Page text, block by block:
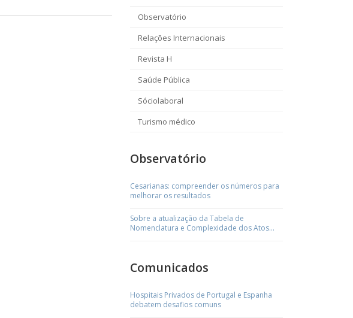
Observatório
Relações Internacionais
Revista H
Saúde Pública
Sóciolaboral
Turismo médico
Observatório
Cesarianas: compreender os números para
melhorar os resultados
Sobre a atualização da Tabela de
Nomenclatura e Complexidade dos Atos
Comunicados
Hospitais Privados de Portugal e Espanha
debatem desafios comuns